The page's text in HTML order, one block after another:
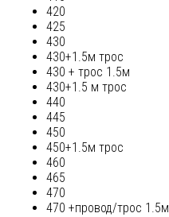
420
425
430
430+1.5м трос
430 + трос 1.5м
430+1.5 м трос
440
445
450
450+1.5м трос
460
465
470
470 +провод/трос 1.5м